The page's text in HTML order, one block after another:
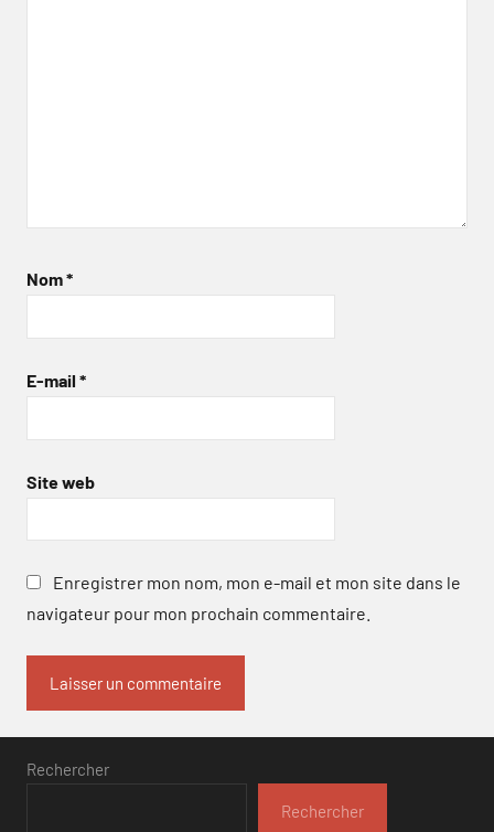
Nom*
E-mail *
Site web
Enregistrer mon nom, mon e-mail et mon site dans le
navigateur pour mon prochain commentaire.
Rechercher
Rechercher